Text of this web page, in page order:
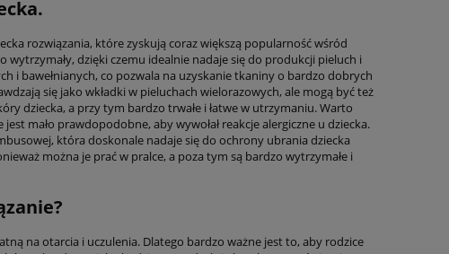
rozwiązania, które zyskują coraz większą popularność wśród
dzięki czemu idealnie nadaje się do produkcji pieluch i
i bawełnianych, co pozwala na uzyskanie tkaniny o bardzo dobrych
się jako wkładki w pieluchach wielorazowych, ale mogą być też
dziecka, a przy tym bardzo trwałe i łatwe w utrzymaniu. Warto
mało prawdopodobne, aby wywołał reakcje alergiczne u dziecka.
która doskonale nadaje się do ochrony ubrania dziecka
można je prać w pralce, a poza tym są bardzo wytrzymałe i
na otarcia i uczulenia. Dlatego bardzo ważne jest to, aby rodzice